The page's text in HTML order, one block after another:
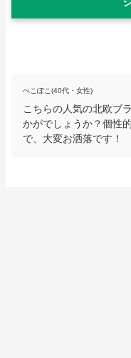
ぺこぽこ(40代・女性)
こちらの人気の北欧ブ
かがでしょうか？個性
で、大変お洒落です！